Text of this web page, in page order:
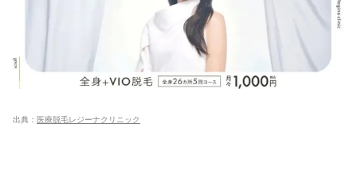
出典： 医療脱毛レジーナクリニック